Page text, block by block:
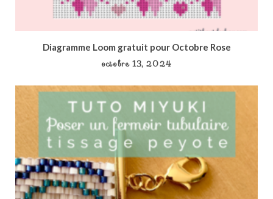
Diagramme Loom gratuit pour Octobre Rose
octobre 13, 2024